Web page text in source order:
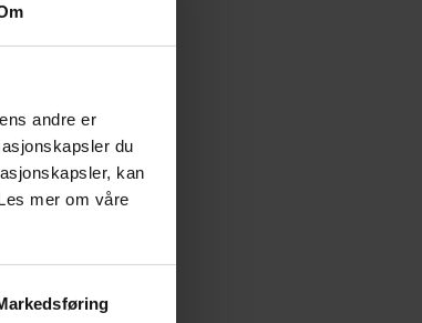
andre er
du
kan
mer om våre